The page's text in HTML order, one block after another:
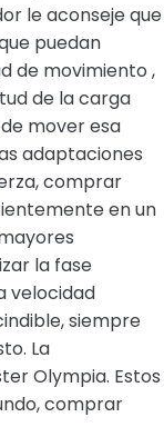
le aconseje que
puedan
de movimiento ,
de la carga
mover esa
adaptaciones
comprar
en un
la fase
velocidad
siempre
La
Olympia. Estos
comprar